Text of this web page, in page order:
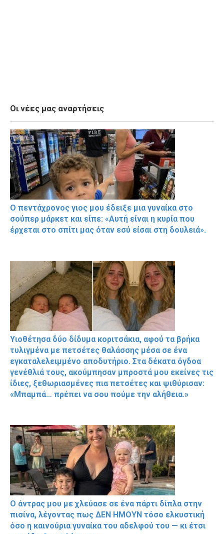
Οι νέες μας αναρτήσεις
Ο πεντάχρονος γιος μου έδειξε μια γυναίκα στο
σούπερ μάρκετ και είπε: «Αυτή είναι η κυρία που
έρχεται στο σπίτι μας όταν εσύ είσαι στη δουλειά».
Υιοθέτησα δύο δίδυμα κοριτσάκια, αφού τα βρήκα
τυλιγμένα με πετσέτες θαλάσσης μέσα σε ένα
εγκαταλελειμμένο αποδυτήριο. Στα δέκατα όγδοα
γενέθλιά τους, ακούμπησαν μπροστά μου εκείνες τις
ίδιες, ξεθωριασμένες πια πετσέτες και ψιθύρισαν:
«Μπαμπά… πρέπει να σου πούμε την αλήθεια.»
Ο άντρας μου με χλεύασε σε ένα πάρτι δίπλα στην
πισίνα, λέγοντας πως ΔΕΝ ΗΜΟΥΝ τόσο ελκυστική
όσο η καινούρια γυναίκα του αδελφού του — κι έτσι